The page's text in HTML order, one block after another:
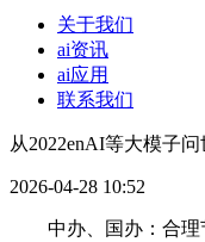
关于我们
ai资讯
ai应用
联系我们
从2022enAI等大模子
2026-04-28 10:52
中办、国办：合理